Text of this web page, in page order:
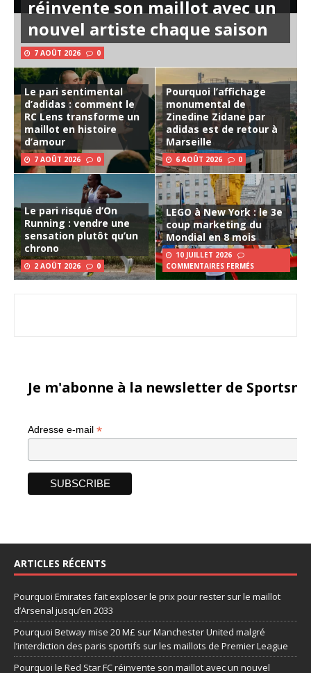
réinvente son maillot avec un
nouvel artiste chaque saison
7 AOÛT 2026 0
Le pari sentimental
d’adidas : comment le
RC Lens transforme un
maillot en histoire
d’amour
7 AOÛT 2026 0
Pourquoi l’affichage
monumental de
Zinedine Zidane par
adidas est de retour à
Marseille
6 AOÛT 2026 0
Le pari risqué d’On
Running : vendre une
sensation plutôt qu’un
chrono
2 AOÛT 2026 0
LEGO à New York : le 3e
coup marketing du
Mondial en 8 mois
10 JUILLET 2026
COMMENTAIRES FERMÉS
Je m'abonne à la newsletter de
Adresse e-mail *
ARTICLES RÉCENTS
Pourquoi Emirates fait exploser le prix pour rester sur le maillot
d’Arsenal jusqu’en 2033
Pourquoi Betway mise 20 M£ sur Manchester United malgré
l’interdiction des paris sportifs sur les maillots de Premier League
Pourquoi le Red Star FC réinvente son maillot avec un nouvel